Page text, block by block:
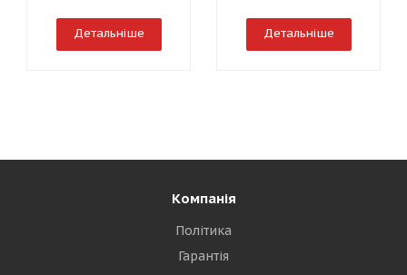
Детальніше Детальніше
Компанія
Політика
Гарантія